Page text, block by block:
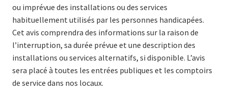
ou imprévue des installations ou des services
habituellement utilisés par les personnes handicapées.
Cet avis comprendra des informations sur la raison de
l’interruption, sa durée prévue et une description des
installations ou services alternatifs, si disponible. L’avis
sera placé à toutes les entrées publiques et les comptoirs
de service dans nos locaux.